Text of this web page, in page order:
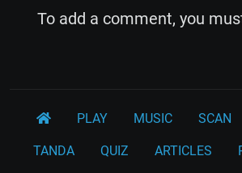
To add a comment, you
PLAY MUSIC SCAN
TANDA QUIZ ARTICLES